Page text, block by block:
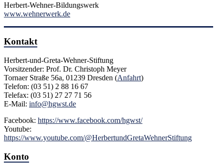
Herbert-Wehner-Bildungswerk
www.wehnerwerk.de
Kontakt
Herbert-und-Greta-Wehner-Stiftung
Vorsitzender: Prof. Dr. Christoph Meyer
Tornaer Straße 56a, 01239 Dresden (Anfahrt)
Telefon: (03 51) 2 88 16 67
Telefax: (03 51) 27 27 71 56
E-Mail: info@hgwst.de
Facebook: https://www.facebook.com/hgwst/
Youtube:
https://www.youtube.com/@HerbertundGretaWehnerStiftung
Konto